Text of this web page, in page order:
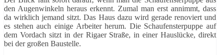
den Augenwinkeln heraus erkennt. Zumal man erst annimmt, dass
da wirklich jemand sitzt. Das Haus dazu wird gerade renoviert und
es stehen auch einige Arbeiter herum. Die Schaufensterpuppe auf
dem Vordach sitzt in der Rigaer Straße, in einer Hauslücke, direkt
bei der großen Baustelle.